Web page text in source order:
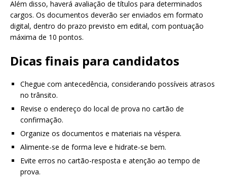
Além disso, haverá avaliação de títulos para determinados
cargos. Os documentos deverão ser enviados em formato
digital, dentro do prazo previsto em edital, com pontuação
máxima de 10 pontos.
Dicas finais para candidatos
Chegue com antecedência, considerando possíveis atrasos
no trânsito.
Revise o endereço do local de prova no cartão de
confirmação.
Organize os documentos e materiais na véspera.
Alimente-se de forma leve e hidrate-se bem.
Evite erros no cartão-resposta e atenção ao tempo de
prova.